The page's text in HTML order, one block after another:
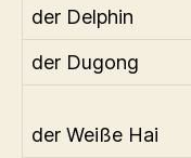
der Delphin
der Dugong
der Weiße Hai